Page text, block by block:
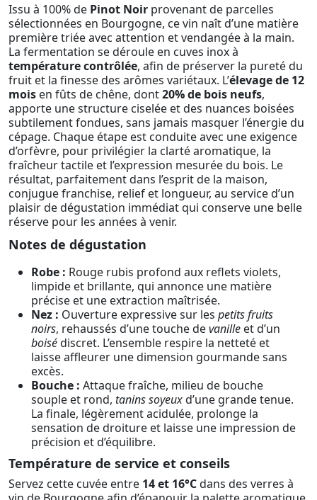
Issu à 100% de Pinot Noir provenant de parcelles
sélectionnées en Bourgogne, ce vin naît d’une matière
première triée avec attention et vendangée à la main.
La fermentation se déroule en cuves inox à
température contrôlée, afin de préserver la pureté du
fruit et la finesse des arômes variétaux. L’élevage de 12
mois en fûts de chêne, dont20% de bois neufs,
apporte une structure ciselée et des nuances boisées
subtilement fondues, sans jamais masquer l’énergie du
cépage. Chaque étape est conduite avec une exigence
d’orfèvre, pour privilégier la clarté aromatique, la
fraîcheur tactile et l’expression mesurée du bois. Le
résultat, parfaitement dans l’esprit de la maison,
conjugue franchise, relief et longueur, au service d’un
plaisir de dégustation immédiat qui conserve une belle
réserve pour les années à venir.
Notes de dégustation
Robe : Rouge rubis profond aux reflets violets,
limpide et brillante, qui annonce une matière
précise et une extraction maîtrisée.
Nez : Ouverture expressive sur les petits fruits
noirs, rehaussés d’une touche devanille et d’un
boisédiscret. L’ensemble respire la netteté et
laisse affleurer une dimension gourmande sans
excès.
Bouche : Attaque fraîche, milieu de bouche
souple et rond, tanins soyeuxd’une grande tenue.
La finale, légèrement acidulée, prolonge la
sensation de droiture et laisse une impression de
précision et d’équilibre.
Température de service et conseils
Servez cette cuvée entre 14 et 16°Cdans des verres à